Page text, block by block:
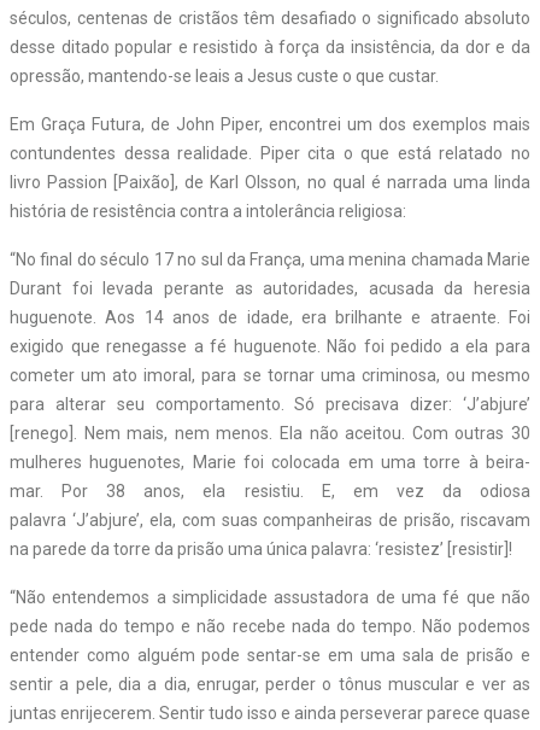
séculos, centenas de cristãos têm desafiado o significado absoluto
desse ditado popular e resistido à força da insistência, da dor e da
opressão, mantendo-se leais a Jesus custe o que custar.
Em Graça Futura, de John Piper, encontrei um dos exemplos mais
contundentes dessa realidade. Piper cita o que está relatado no
livro Passion [Paixão], de Karl Olsson, no qual é narrada uma linda
história de resistência contra a intolerância religiosa:
“No final do século 17 no sul da França, uma menina chamada Marie
Durant foi levada perante as autoridades, acusada da heresia
huguenote. Aos 14 anos de idade, era brilhante e atraente. Foi
exigido que renegasse a fé huguenote. Não foi pedido a ela para
cometer um ato imoral, para se tornar uma criminosa, ou mesmo
para alterar seu comportamento. Só precisava dizer: ‘J’abjure’
[renego]. Nem mais, nem menos. Ela não aceitou. Com outras 30
mulheres huguenotes, Marie foi colocada em uma torre à beira-
mar. Por 38 anos, ela resistiu. E, em vez da odiosa
palavra ‘J’abjure’, ela, com suas companheiras de prisão, riscavam
na parede da torre da prisão uma única palavra: ‘resistez’ [resistir]!
“Não entendemos a simplicidade assustadora de uma fé que não
pede nada do tempo e não recebe nada do tempo. Não podemos
entender como alguém pode sentar-se em uma sala de prisão e
sentir a pele, dia a dia, enrugar, perder o tônus muscular e ver as
juntas enrijecerem. Sentir tudo isso e ainda perseverar parece quase